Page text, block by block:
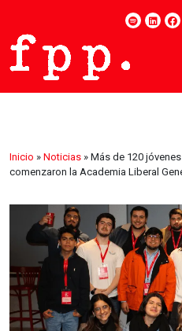
Inicio » Noticias » Más de 120
comenzaron la Academia Liberal